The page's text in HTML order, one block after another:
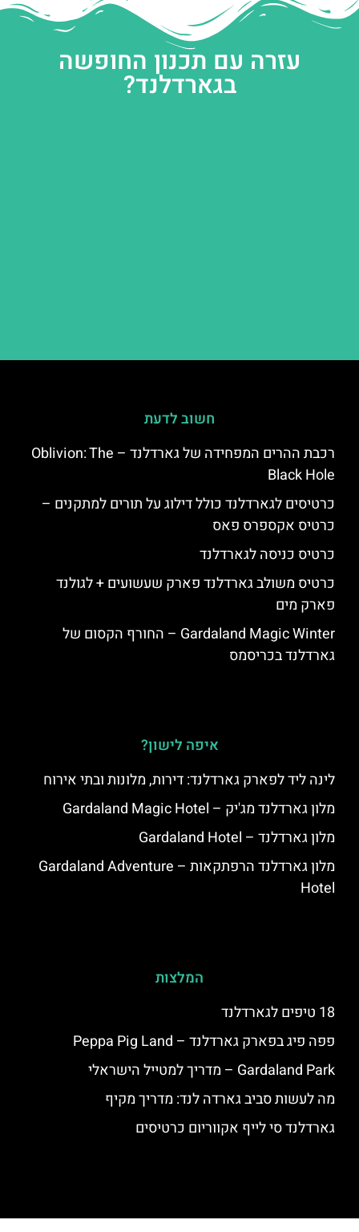
עזרה עם תכנון החופשה
בגארדלנד?
חשוב לדעת
רכבת ההרים המפחידה של גארדלנד – Oblivion: The
Black Hole
כרטיסים לגארדלנד כולל דילוג על תורים למתקנים –
כרטיס אקספרס פאס
כרטיס כניסה לגארדלנד
כרטיס משולב גארדלנד פארק שעשועים + לגולנד
פארק מים
Gardaland Magic Winter – החורף הקסום של
גארדלנד בכריסמס
איפה לישון?
לינה ליד לפארק גארדלנד: דירות, מלונות ובתי אירוח
מלון גארדלנד מג'יק – Gardaland Magic Hotel
מלון גארדלנד – Gardaland Hotel
מלון גארדלנד הרפתקאות – Gardaland Adventure
Hotel
המלצות
18 טיפים לגארדלנד
פפה פיג בפארק גארדלנד – Peppa Pig Land
Gardaland Park – מדריך למטייל הישראלי
מה לעשות סביב גארדה לנד: מדריך מקיף
גארדלנד סי לייף אקווריום כרטיסים